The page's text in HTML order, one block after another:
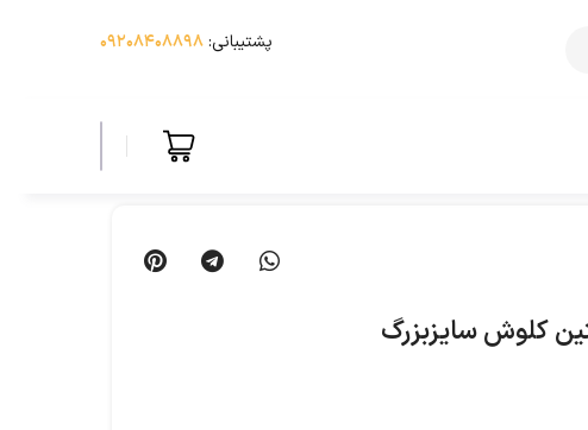
پشتیبانی:۰۹۲۰۸۴۰۸۸۹۸
کلوش سایزبزرگ